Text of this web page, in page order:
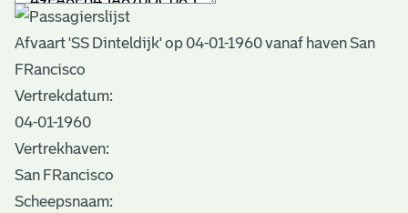
Afvaart 'SS Dinteldijk' op 04-01-1960 vanaf haven San
FRancisco
Vertrekdatum:
04-01-1960
Vertrekhaven:
San FRancisco
Scheepsnaam: